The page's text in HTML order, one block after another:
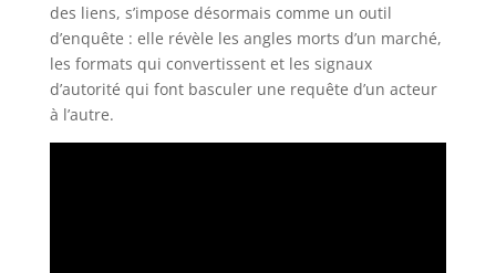
des liens, s’impose désormais comme un outil
d’enquête : elle révèle les angles morts d’un marché,
les formats qui convertissent et les signaux
d’autorité qui font basculer une requête d’un acteur
à l’autre.